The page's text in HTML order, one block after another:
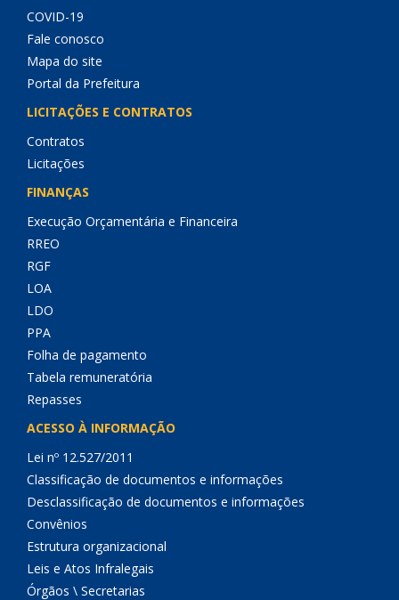
COVID-19
Fale conosco
Mapa do site
Portal da Prefeitura
LICITAÇÕES E CONTRATOS
Contratos
Licitações
FINANÇAS
Execução Orçamentária e Financeira
RREO
RGF
LOA
LDO
PPA
Folha de pagamento
Tabela remuneratória
Repasses
ACESSO À INFORMAÇÃO
Lei nº 12.527/2011
Classificação de documentos e informações
Desclassificação de documentos e informações
Convênios
Estrutura organizacional
Leis e Atos Infralegais
Órgãos \ Secretarias